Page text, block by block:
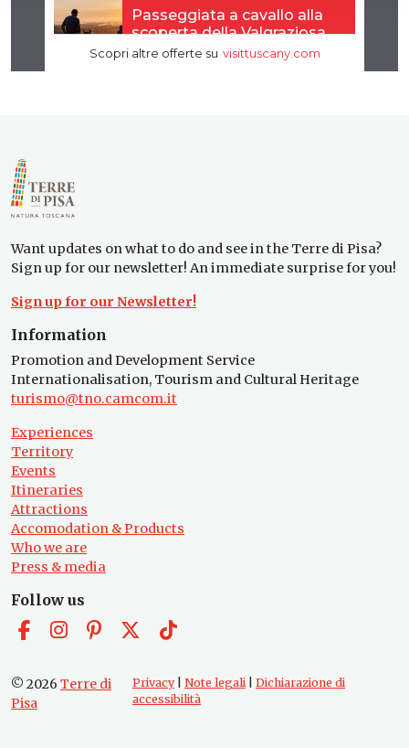
Want updates on what to do and see in the Terre di Pisa?
Sign up for our newsletter! An immediate surprise for you!
Sign up for our Newsletter!
Information
Promotion and Development Service
Internationalisation, Tourism and Cultural Heritage
turismo@tno.camcom.it
Experiences
Territory
Events
Itineraries
Attractions
Accomodation & Products
Who we are
Press & media
Follow us
© 2026 Terre di
Pisa
Privacy| Note legali| Dichiarazione di
accessibilità